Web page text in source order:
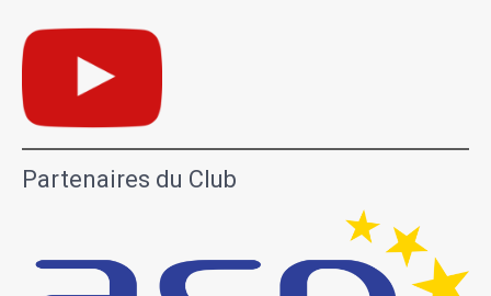
Partenaires du Club